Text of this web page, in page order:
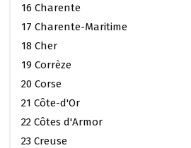
16 Charente
17 Charente-Maritime
18 Cher
19 Corrèze
20 Corse
21 Côte-d'Or
22 Côtes d'Armor
23 Creuse